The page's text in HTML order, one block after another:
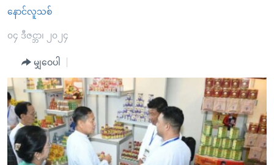
ပင်မ
ကျော်
ကြည့်
ရန်
ပင်မ
အ
ညွန်း
စာမျက်နှာ
အစ္စရေး-ပါလက်စတိုင်း
အင်္ဂလိပ်စာလေ့လာမယ်
အမေရိကန်သုံးအီဒီယံ
မကြေးမုံရဲ့ အင်္ဂလိပ်စာ
ရုပ်ရှင်ထဲက အင်္ဂလိပ်စာ
သုတပဒေသာ အင်္ဂလိပ်စာ
အပတ်စဉ်ကဏ္ဍများ
ရေဒီယို
တီဗွီ
ရေဒီယိုနှင့်ရုပ်သံ အချက်အလက်များ
ရေဒီယို/တီဗွီအစီအစဉ်
Learning English
နောင်လူသစ်
၀၄ ဒီဇင္ဘာ၊ ၂၀၂၄
မျှဝေပါ